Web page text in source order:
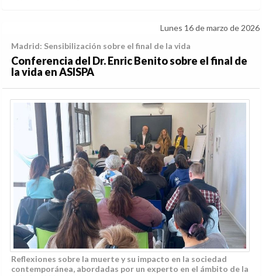
Lunes 16 de marzo de 2026
Madrid: Sensibilización sobre el final de la vida
Conferencia del Dr. Enric Benito sobre el final de
la vida en ASISPA
Reflexiones sobre la muerte y su impacto en la sociedad
contemporánea, abordadas por un experto en el ámbito de la